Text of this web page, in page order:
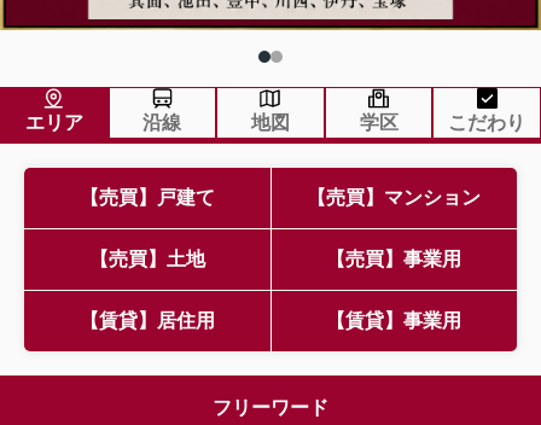
エリア 沿線 地図 学区 こだわり
【売買】戸建て 【売買】マンション
【売買】土地 【売買】事業用
【賃貸】居住用 【賃貸】事業用
フリーワード